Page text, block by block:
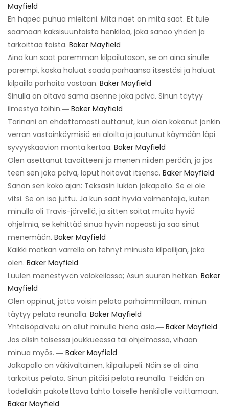
Mayfield
En häpeä puhua mieltäni. Mitä näet on mitä saat. Et tule
saamaan kaksisuuntaista henkilöä, joka sanoo yhden ja
tarkoittaa toista. Baker Mayfield
Aina kun saat paremman kilpailutason, se on aina sinulle
parempi, koska haluat saada parhaansa itsestäsi ja haluat
kilpailla parhaita vastaan. Baker Mayfield
Sinulla on oltava sama asenne joka päivä. Sinun täytyy
ilmestyä töihin.― Baker Mayfield
Tarinani on ehdottomasti auttanut, kun olen kokenut jonkin
verran vastoinkäymisiä eri aloilta ja joutunut käymään läpi
syvyyskaavion monta kertaa. Baker Mayfield
Olen asettanut tavoitteeni ja menen niiden perään, ja jos
teen sen joka päivä, loput hoitavat itsensä. Baker Mayfield
Sanon sen koko ajan: Teksasin lukion jalkapallo. Se ei ole
vitsi. Se on iso juttu. Ja kun saat hyviä valmentajia, kuten
minulla oli Travis-järvellä, ja sitten soitat muita hyviä
ohjelmia, se kehittää sinua hyvin nopeasti ja saa sinut
menemään. Baker Mayfield
Kaikki matkan varrella on tehnyt minusta kilpailijan, joka
olen. Baker Mayfield
Luulen menestyvän valokeilassa; Asun suuren hetken. Baker
Mayfield
Olen oppinut, jotta voisin pelata parhaimmillaan, minun
täytyy pelata reunalla. Baker Mayfield
Yhteisöpalvelu on ollut minulle hieno asia.― Baker Mayfield
Jos olisin toisessa joukkueessa tai ohjelmassa, vihaan
minua myös. ― Baker Mayfield
Jalkapallo on väkivaltainen, kilpailupeli. Näin se oli aina
tarkoitus pelata. Sinun pitäisi pelata reunalla. Teidän on
todellakin pakotettava tahto toiselle henkilölle voittamaan.
Baker Mayfield